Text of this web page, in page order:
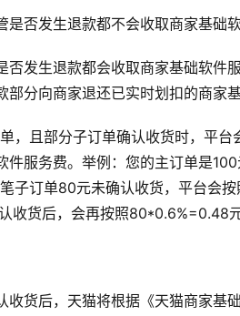
是否发生退款都不会收取商家基础软
否发生退款都会收取商家基础软件
部分向商家退还已实时划扣的商家
且部分子订单确认收货时，平台
件服务费。举例：您的主订单是
子订单80元未确认收货，平台会
收货后，会再按照80*0.6%=0.48元
收货后，天猫将根据《天猫商家基